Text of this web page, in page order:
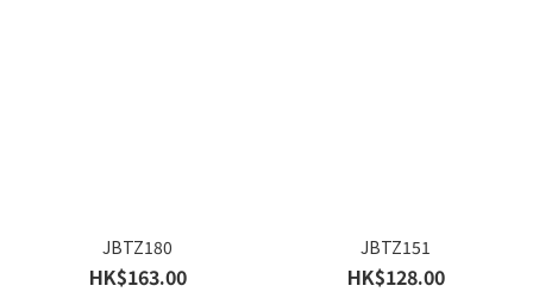
JBTZ180
HK$163.00
JBTZ151
HK$128.00